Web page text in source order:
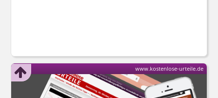
www.kostenlose-urteile.de